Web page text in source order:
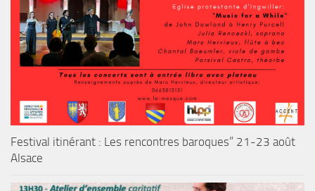
Festival itinérant : Les rencontres baroques” 21-23 août
Alsace